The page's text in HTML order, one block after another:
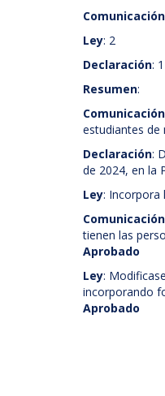
Comunicación
Ley: 2
Declaración: 1
Resumen:
Comunicación
estudiantes de
Declaración:
de 2024, en la
Ley: Incorpora
Comunicación
tienen las
Aprobado
Ley:
incorporando
Aprobado